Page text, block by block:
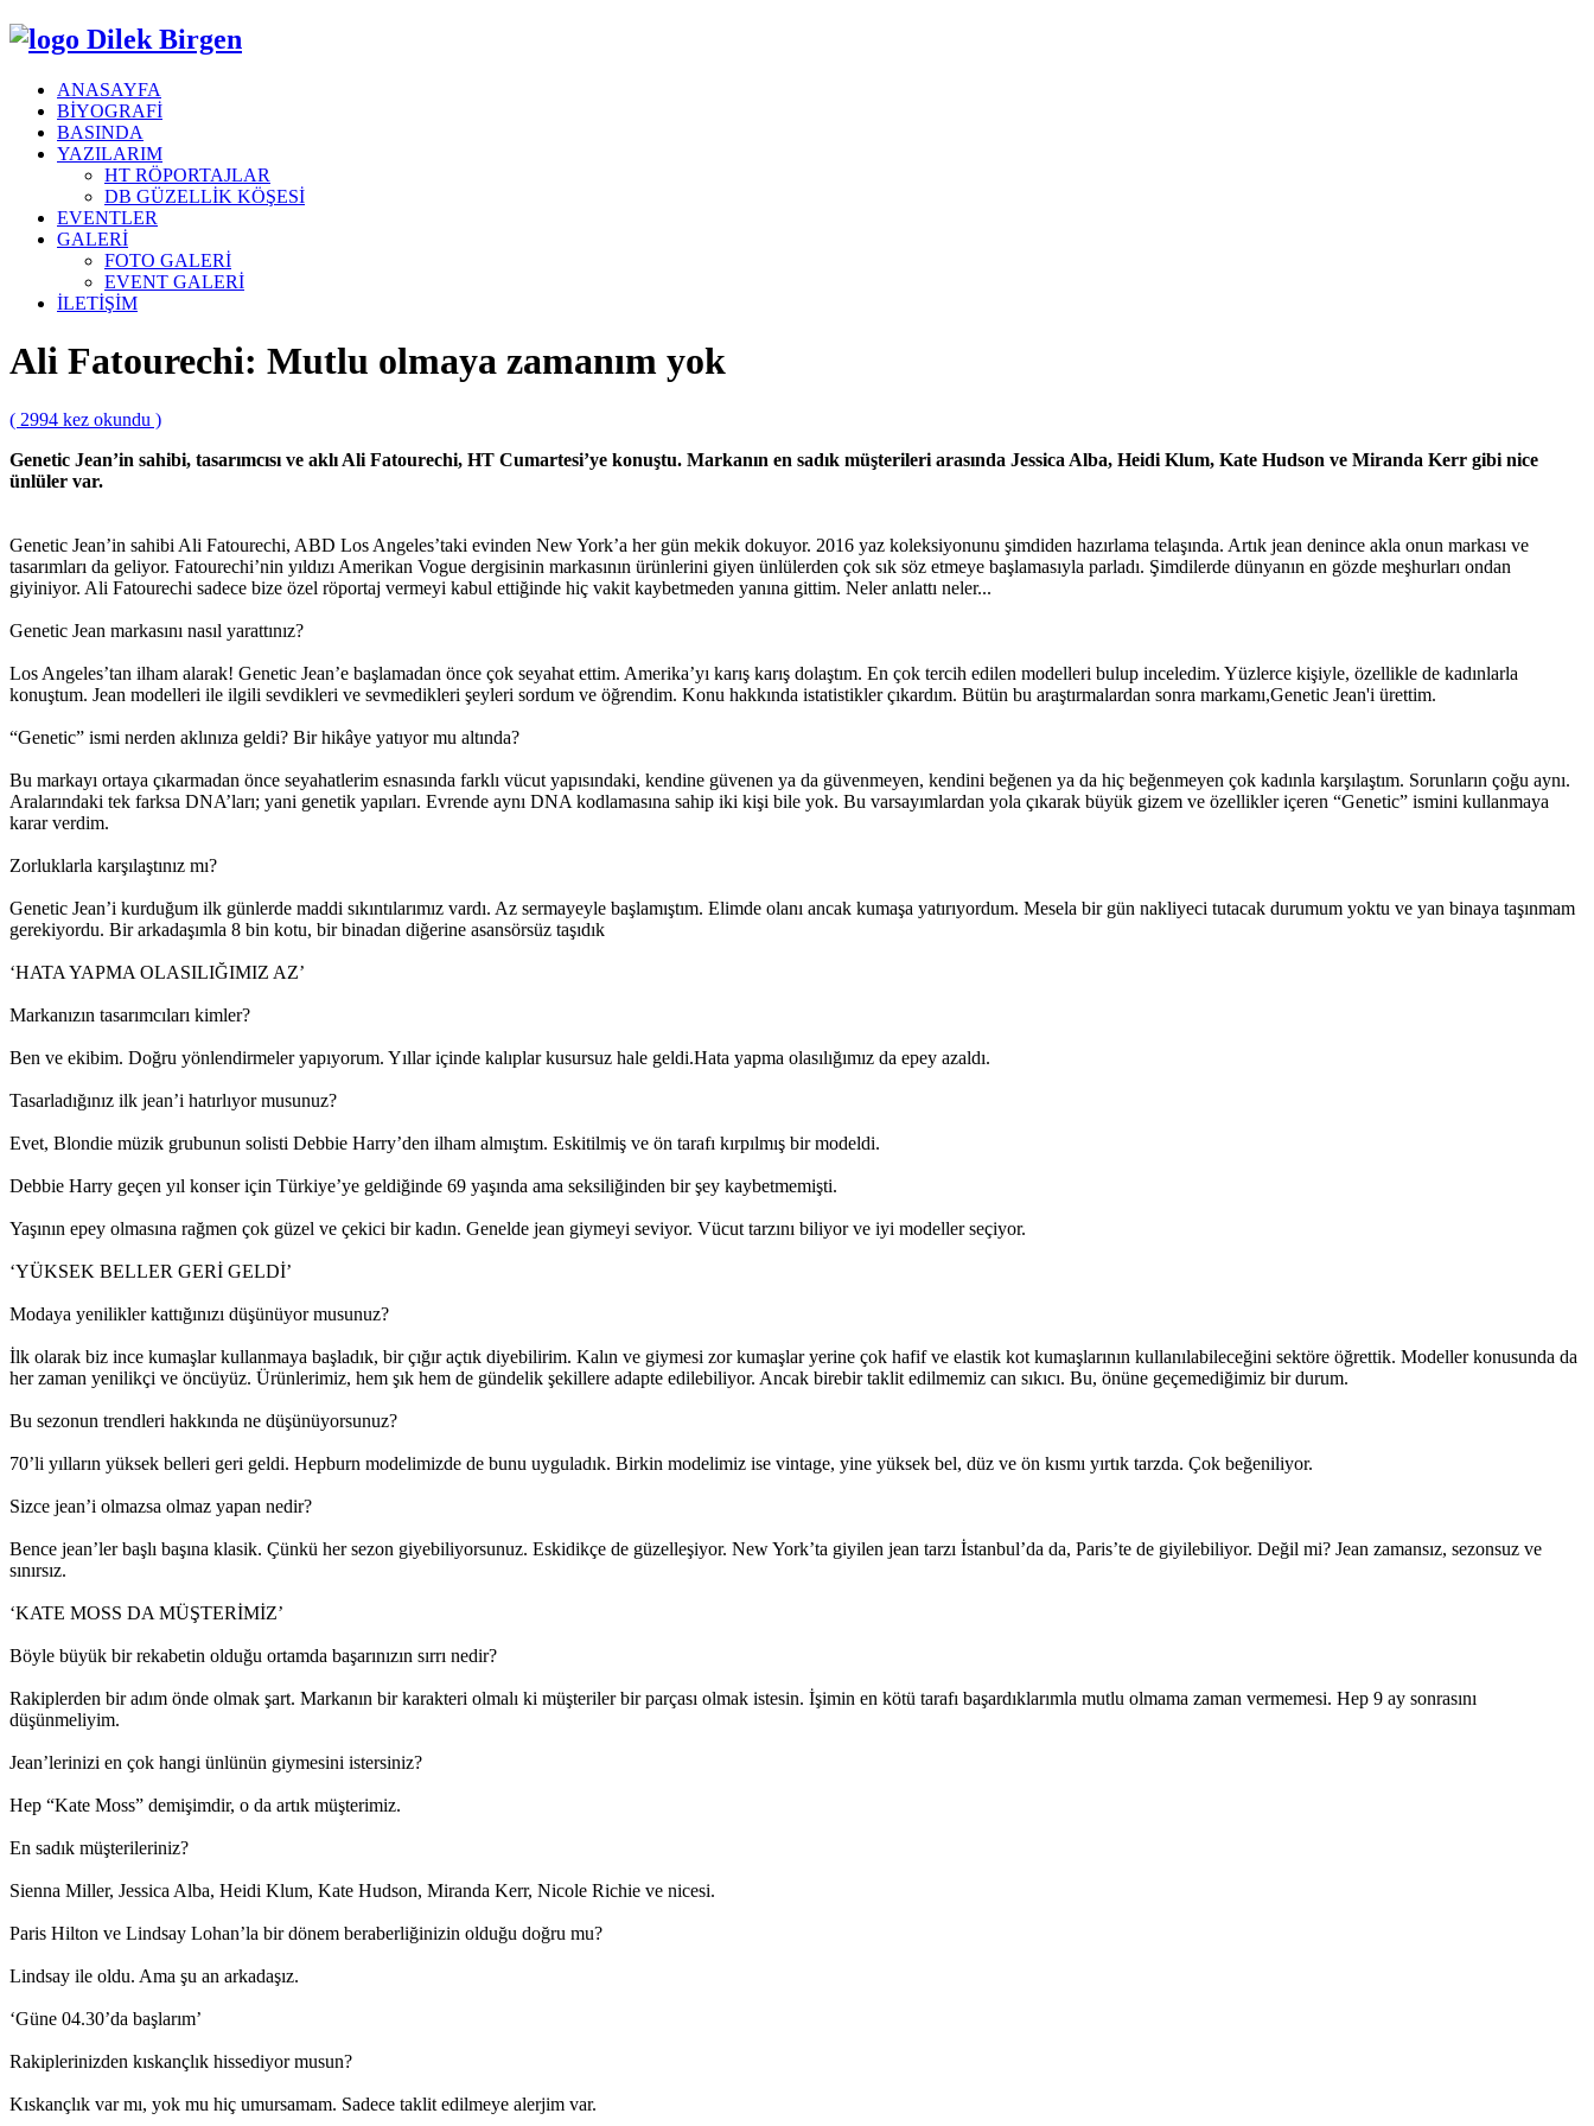
Dilek Birgen
ANASAYFA
BİYOGRAFİ
BASINDA
YAZILARIM
HT RÖPORTAJLAR
DB GÜZELLİK KÖŞESİ
EVENTLER
GALERİ
FOTO GALERİ
EVENT GALERİ
İLETİŞİM
Ali Fatourechi: Mutlu olmaya zamanım yok
( 2994 kez okundu )
Genetic Jean’in sahibi, tasarımcısı ve aklı Ali Fatourechi, HT Cumartesi’ye konuştu. Markanın en sadık müşterileri arasında Jessica Alba, Heidi Klum, Kate Hudson ve Miranda Kerr gibi nice
ünlüler var.
Genetic Jean’in sahibi Ali Fatourechi, ABD Los Angeles’taki evinden New York’a her gün mekik dokuyor. 2016 yaz koleksiyonunu şimdiden hazırlama telaşında. Artık jean denince akla onun markası ve
tasarımları da geliyor. Fatourechi’nin yıldızı Amerikan Vogue dergisinin markasının ürünlerini giyen ünlülerden çok sık söz etmeye başlamasıyla parladı. Şimdilerde dünyanın en gözde meşhurları ondan
giyiniyor. Ali Fatourechi sadece bize özel röportaj vermeyi kabul ettiğinde hiç vakit kaybetmeden yanına gittim. Neler anlattı neler...
Genetic Jean markasını nasıl yarattınız?
Los Angeles’tan ilham alarak! Genetic Jean’e başlamadan önce çok seyahat ettim. Amerika’yı karış karış dolaştım. En çok tercih edilen modelleri bulup inceledim. Yüzlerce kişiyle, özellikle de kadınlarla
konuştum. Jean modelleri ile ilgili sevdikleri ve sevmedikleri şeyleri sordum ve öğrendim. Konu hakkında istatistikler çıkardım. Bütün bu araştırmalardan sonra markamı,Genetic Jean'i ürettim.
“Genetic” ismi nerden aklınıza geldi? Bir hikâye yatıyor mu altında?
Bu markayı ortaya çıkarmadan önce seyahatlerim esnasında farklı vücut yapısındaki, kendine güvenen ya da güvenmeyen, kendini beğenen ya da hiç beğenmeyen çok kadınla karşılaştım. Sorunların çoğu aynı.
Aralarındaki tek farksa DNA’ları; yani genetik yapıları. Evrende aynı DNA kodlamasına sahip iki kişi bile yok. Bu varsayımlardan yola çıkarak büyük gizem ve özellikler içeren “Genetic” ismini kullanmaya
karar verdim.
Zorluklarla karşılaştınız mı?
Genetic Jean’i kurduğum ilk günlerde maddi sıkıntılarımız vardı. Az sermayeyle başlamıştım. Elimde olanı ancak kumaşa yatırıyordum. Mesela bir gün nakliyeci tutacak durumum yoktu ve yan binaya taşınmam
gerekiyordu. Bir arkadaşımla 8 bin kotu, bir binadan diğerine asansörsüz taşıdık
‘HATA YAPMA OLASILIĞIMIZ AZ’
Markanızın tasarımcıları kimler?
Ben ve ekibim. Doğru yönlendirmeler yapıyorum. Yıllar içinde kalıplar kusursuz hale geldi.Hata yapma olasılığımız da epey azaldı.
Tasarladığınız ilk jean’i hatırlıyor musunuz?
Evet, Blondie müzik grubunun solisti Debbie Harry’den ilham almıştım. Eskitilmiş ve ön tarafı kırpılmış bir modeldi.
Debbie Harry geçen yıl konser için Türkiye’ye geldiğinde 69 yaşında ama seksiliğinden bir şey kaybetmemişti.
Yaşının epey olmasına rağmen çok güzel ve çekici bir kadın. Genelde jean giymeyi seviyor. Vücut tarzını biliyor ve iyi modeller seçiyor.
‘YÜKSEK BELLER GERİ GELDİ’
Modaya yenilikler kattığınızı düşünüyor musunuz?
İlk olarak biz ince kumaşlar kullanmaya başladık, bir çığır açtık diyebilirim. Kalın ve giymesi zor kumaşlar yerine çok hafif ve elastik kot kumaşlarının kullanılabileceğini sektöre öğrettik. Modeller konusunda da
her zaman yenilikçi ve öncüyüz. Ürünlerimiz, hem şık hem de gündelik şekillere adapte edilebiliyor. Ancak birebir taklit edilmemiz can sıkıcı. Bu, önüne geçemediğimiz bir durum.
Bu sezonun trendleri hakkında ne düşünüyorsunuz?
70’li yılların yüksek belleri geri geldi. Hepburn modelimizde de bunu uyguladık. Birkin modelimiz ise vintage, yine yüksek bel, düz ve ön kısmı yırtık tarzda. Çok beğeniliyor.
Sizce jean’i olmazsa olmaz yapan nedir?
Bence jean’ler başlı başına klasik. Çünkü her sezon giyebiliyorsunuz. Eskidikçe de güzelleşiyor. New York’ta giyilen jean tarzı İstanbul’da da, Paris’te de giyilebiliyor. Değil mi? Jean zamansız, sezonsuz ve
sınırsız.
‘KATE MOSS DA MÜŞTERİMİZ’
Böyle büyük bir rekabetin olduğu ortamda başarınızın sırrı nedir?
Rakiplerden bir adım önde olmak şart. Markanın bir karakteri olmalı ki müşteriler bir parçası olmak istesin. İşimin en kötü tarafı başardıklarımla mutlu olmama zaman vermemesi. Hep 9 ay sonrasını
düşünmeliyim.
Jean’lerinizi en çok hangi ünlünün giymesini istersiniz?
Hep “Kate Moss” demişimdir, o da artık müşterimiz.
En sadık müşterileriniz?
Sienna Miller, Jessica Alba, Heidi Klum, Kate Hudson, Miranda Kerr, Nicole Richie ve nicesi.
Paris Hilton ve Lindsay Lohan’la bir dönem beraberliğinizin olduğu doğru mu?
Lindsay ile oldu. Ama şu an arkadaşız.
‘Güne 04.30’da başlarım’
Rakiplerinizden kıskançlık hissediyor musun?
Kıskançlık var mı, yok mu hiç umursamam. Sadece taklit edilmeye alerjim var.